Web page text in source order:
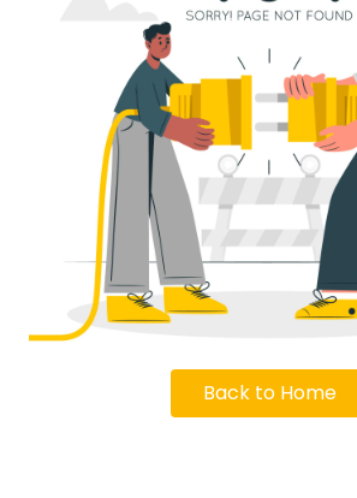
Back to Home